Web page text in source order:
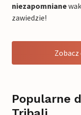
niezapomniane
zawiedzie!
Popularne